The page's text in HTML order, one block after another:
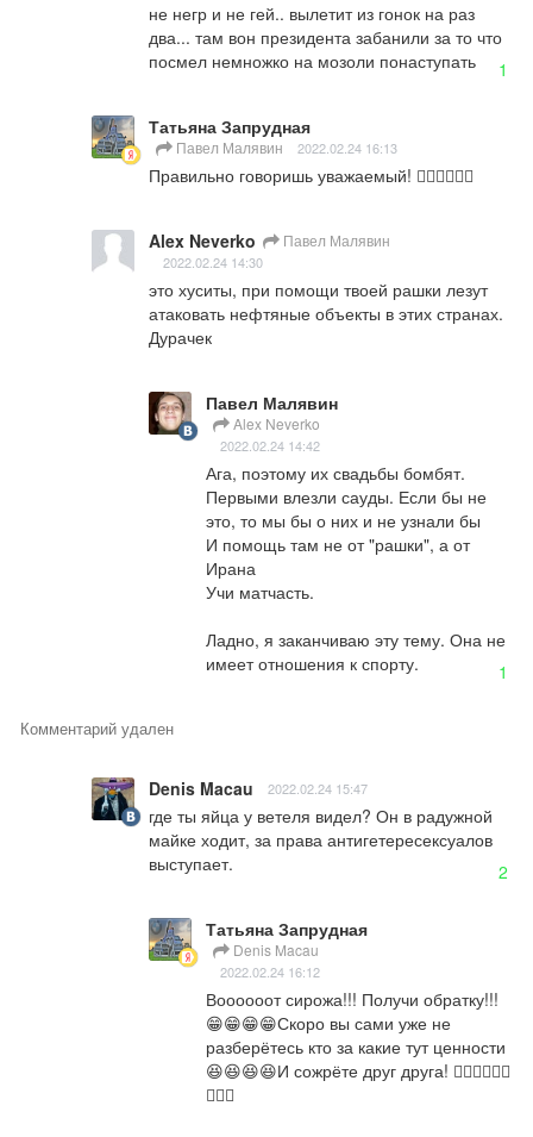
не негр и не гей.. вылетит из гонок на раз
два... там вон президента забанили за то что
посмел немножко на мозоли понаступать
1
Татьяна Запрудная
Павел Малявин 2022.02.24 16:13
Правильно говоришь уважаемый! 👍🏻👍🏻👍🏻
Alex Neverko Павел Малявин
2022.02.24 14:30
это хуситы, при помощи твоей рашки лезут
атаковать нефтяные объекты в этих странах.
Дурачек
Павел Малявин
Alex Neverko
2022.02.24 14:42
Ага, поэтому их свадьбы бомбят.
Первыми влезли сауды. Если бы не
это, то мы бы о них и не узнали бы
И помощь там не от "рашки", а от
Ирана
Учи матчасть.
Ладно, я заканчиваю эту тему. Она не
имеет отношения к спорту.
1
Комментарий удален
Denis Macau 2022.02.24 15:47
где ты яйца у ветеля видел? Он в радужной
майке ходит, за права антигетересексуалов
выступает.
2
Татьяна Запрудная
Denis Macau
2022.02.24 16:12
Воооооот сирожа!!! Получи обратку!!!
😁😁😁😁Скоро вы сами уже не
разберётесь кто за какие тут ценности
😆😆😆😆И сожрёте друг друга! 🤦🏻‍♀️🤦🏻‍♀️
🤦🏻‍♀️